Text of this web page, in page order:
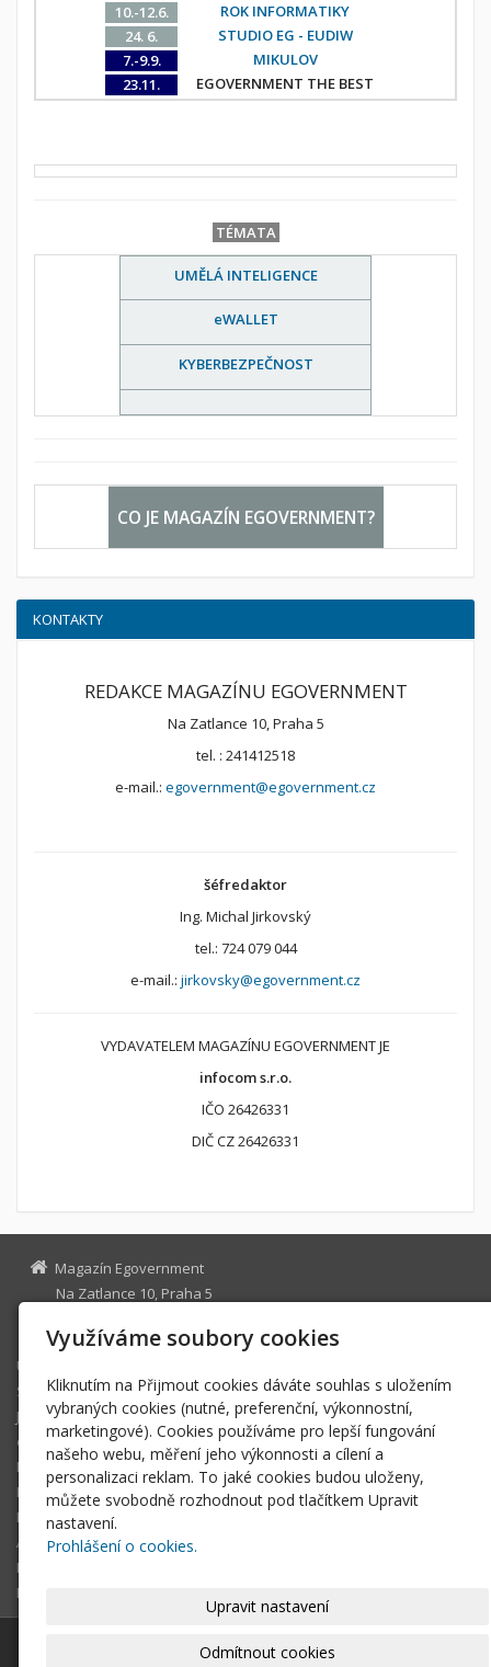
10.-12.6.
ROK INFORMATIKY
24. 6.
STUDIO EG - EUDIW
7.-9.9.
MIKULOV
23.11.
EGOVERNMENT THE BEST
TÉMATA
UMĚLÁ INTELIGENCE
eWALLET
KYBERBEZPEČNOST
CO JE MAGAZÍN EGOVERNMENT?
KONTAKTY
REDAKCE MAGAZÍNU EGOVERNMENT
Na Zatlance 10, Praha 5
tel. : 241412518
e-mail.: egovernment@egovernment.cz
šéfredaktor
Ing. Michal Jirkovský
tel.: 724 079 044
e-mail.: jirkovsky@egovernment.cz
VYDAVATELEM MAGAZÍNU EGOVERNMENT JE
infocom s.r.o.
IČO 26426331
DIČ CZ 26426331
Magazín Egovernment
Na Zatlance 10, Praha 5
egovernment@egovernment.cz
Úvodní stránka
STUDIO
JIHLAVA
eOSOBNOST
ROK INFORMATIKY
MIKULOV
EGOVERNMENT THE BEST
ARCHIV MAGAZÍNU
DOTAZ
REGISTRACE ČTENÁŘE
Magazín Egovernment|Mapa webu
Využíváme soubory cookies
Kliknutím na Přijmout cookies dáváte souhlas s uložením
vybraných cookies (nutné, preferenční, výkonnostní,
marketingové). Cookies používáme pro lepší fungování
našeho webu, měření jeho výkonnosti a cílení a
personalizaci reklam. To jaké cookies budou uloženy,
můžete svobodně rozhodnout pod tlačítkem Upravit
nastavení.
Prohlášení o cookies.
Upravit nastavení
Odmítnout cookies